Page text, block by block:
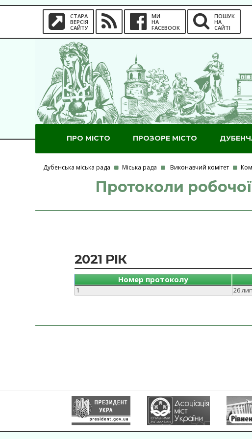
СТАРА
ВЕРСІЯ
САЙТУ
МИ
НА
FACEBOOK
ПОШУК
НА
САЙТІ
ПРО МІСТО ПРОЗОРЕ МІСТО
Дубенська міська рада Міська рада Виконавчий комітет
Протоколи
2021 РІК
Номер протоколу
1 26